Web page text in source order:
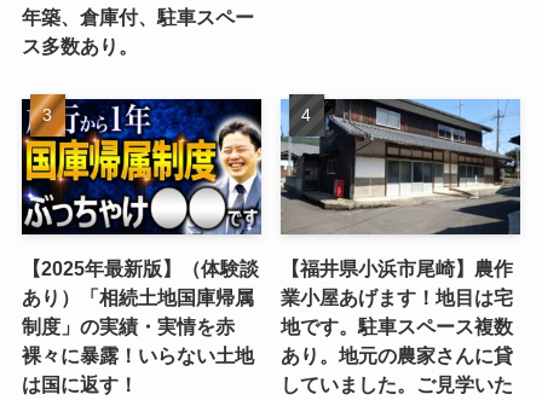
年築、倉庫付、駐車スペー
ス多数あり。
【2025年最新版】（体験談
あり）「相続土地国庫帰属
制度」の実績・実情を赤
裸々に暴露！いらない土地
は国に返す！
【福井県小浜市尾崎】農作
業小屋あげます！地目は宅
地です。駐車スペース複数
あり。地元の農家さんに貸
していました。ご見学いた